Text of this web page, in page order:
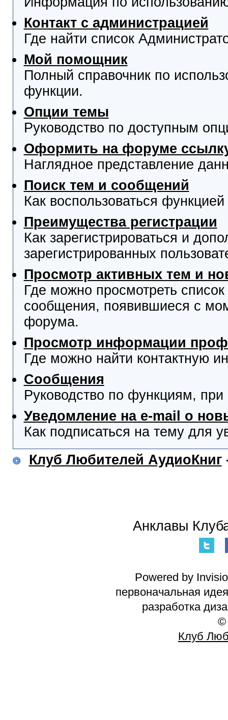
Контакт с администрацией
Где найти список
Мой помощник
Полный справочник по
функции.
Опции темы
Руководство по доступным
Оформить на форуме ссылку
Наглядное представление
Поиск тем и сообщений
Как воспользоваться
Преимущества регистрации
Как зарегистрироваться и
зарегистрированных
Просмотр активных тем и
Где можно просмотреть
сообщения, появившиеся с
форума.
Просмотр информации
Где можно найти контактную
Сообщения
Руководство по функциям,
Уведомление на e-mail о
Как подписаться на тему для
Клуб Любителей АудиоКниг
Анклавы
Powered by
первоначальная
разработка
©
Клуб